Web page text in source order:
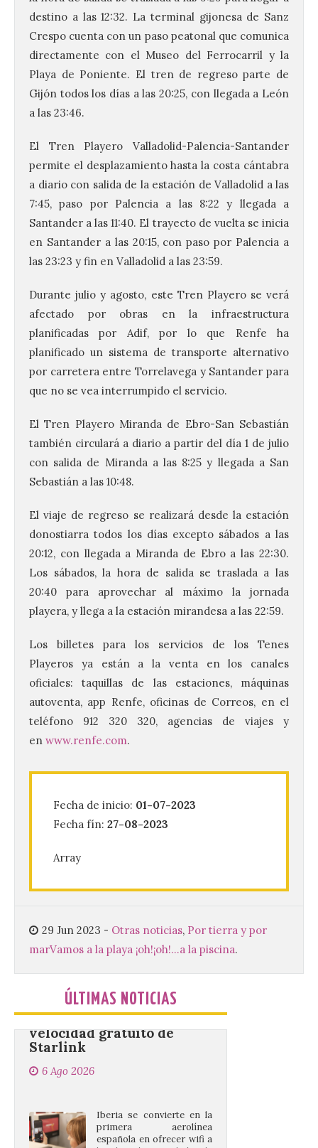
destino a las 12:32. La terminal gijonesa de Sanz
Crespo cuenta con un paso peatonal que comunica
directamente con el Museo del Ferrocarril y la
Playa de Poniente. El tren de regreso parte de
Gijón todos los días a las 20:25, con llegada a León
a las 23:46.
El Tren Playero Valladolid-Palencia-Santander
permite el desplazamiento hasta la costa cántabra
a diario con salida de la estación de Valladolid a las
7:45, paso por Palencia a las 8:22 y llegada a
Santander a las 11:40. El trayecto de vuelta se inicia
en Santander a las 20:15, con paso por Palencia a
las 23:23 y fin en Valladolid a las 23:59.
Durante julio y agosto, este Tren Playero se verá
afectado por obras en la infraestructura
planificadas por Adif, por lo que Renfe ha
planificado un sistema de transporte alternativo
por carretera entre Torrelavega y Santander para
que no se vea interrumpido el servicio.
El Tren Playero Miranda de Ebro-San Sebastián
también circulará a diario a partir del día 1 de julio
con salida de Miranda a las 8:25 y llegada a San
Sebastián a las 10:48.
El viaje de regreso se realizará desde la estación
donostiarra todos los días excepto sábados a las
20:12, con llegada a Miranda de Ebro a las 22:30.
Los sábados, la hora de salida se traslada a las
20:40 para aprovechar al máximo la jornada
playera, y llega a la estación mirandesa a las 22:59.
Los billetes para los servicios de los Tenes
Playeros ya están a la venta en los canales
oficiales: taquillas de las estaciones, máquinas
autoventa, app Renfe, oficinas de Correos, en el
teléfono 912 320 320, agencias de viajes y
en www.renfe.com.
Fecha de inicio: 01-07-2023
Fecha fín: 27-08-2023
Array
29 Jun 2023 - Otras noticias, Por tierra y por
marVamos a la playa ¡oh!¡oh!...a la piscina.
ÚLTIMAS NOTICIAS
La Comisión actualiza su
programa insignia de
prácticas Blue Book,
abriéndolo a titulados de
EFP
6 Ago 2026
abiertas del 22 de julio al 4
programa de prácticas, estableciendo un
Despega el primer avión
de Iberia con wifi de alta
velocidad gratuito de
Starlink
6 Ago 2026
bordo de Starlink, la
constelación de satélites
más avanzada del mundo, desarrollada